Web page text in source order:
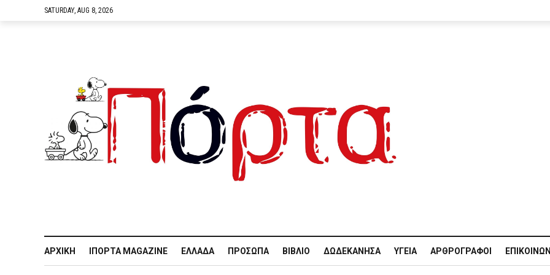
SATURDAY, AUG 8, 2026
ΑΡΧΙΚΉ IΠΌΡΤΑ MAGAZINE ΕΛΛΆΔΑ ΠΡΌΣΩΠΑ ΒΙΒΛΊΟ ΔΩΔΕΚΆΝΗΣΑ ΥΓΕΊΑ ΑΡΘΡΟΓΡΆΦΟΙ